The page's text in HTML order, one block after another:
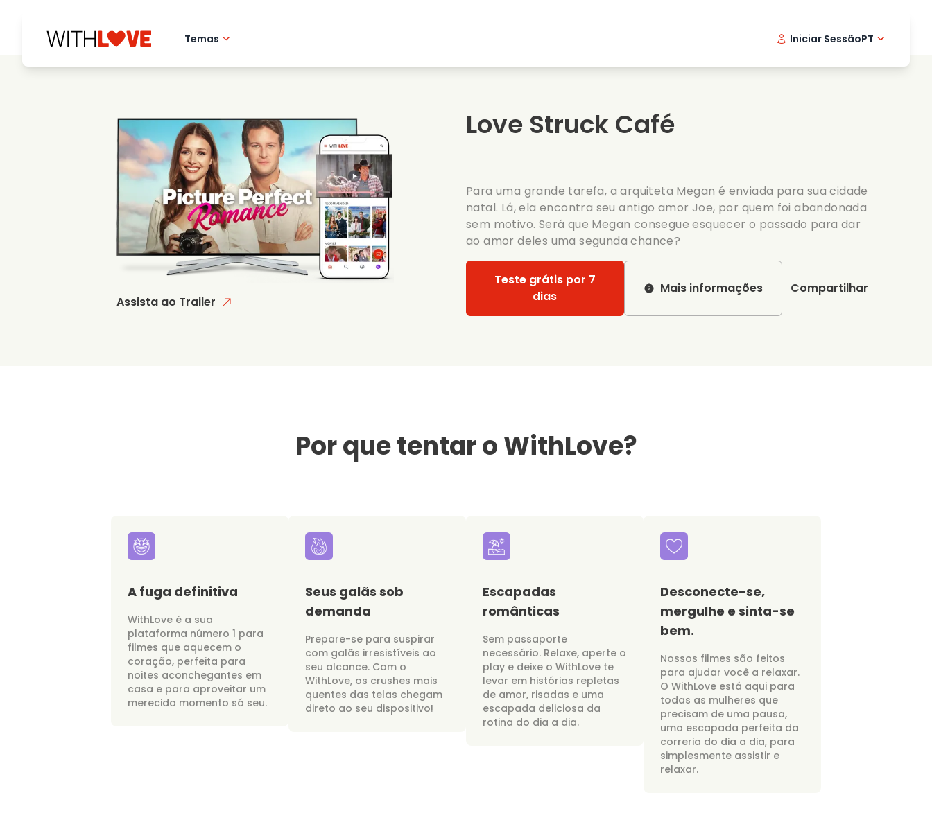
Temas
Misterios
Filmes de data
Series romanticas
Iniciar SessãoPT
Assista ao Trailer
Love Struck Café
Para uma grande tarefa, a arquiteta Megan é enviada para sua cidade
natal. Lá, ela encontra seu antigo amor Joe, por quem foi abandonada
sem motivo. Será que Megan consegue esquecer o passado para dar
ao amor deles uma segunda chance?
Teste grátis por 7
dias
Mais informações Compartilhar
Por que tentar o WithLove?
A fuga definitiva
WithLove é a sua
plataforma número 1 para
filmes que aquecem o
coração, perfeita para
noites aconchegantes em
casa e para aproveitar um
merecido momento só seu.
Seus galãs sob
demanda
Prepare-se para suspirar
com galãs irresistíveis ao
seu alcance. Com o
WithLove, os crushes mais
quentes das telas chegam
direto ao seu dispositivo!
Escapadas
românticas
Sem passaporte
necessário. Relaxe, aperte o
play e deixe o WithLove te
levar em histórias repletas
de amor, risadas e uma
escapada deliciosa da
rotina do dia a dia.
Desconecte-se,
mergulhe e sinta-se
bem.
Nossos filmes são feitos
para ajudar você a relaxar.
O WithLove está aqui para
todas as mulheres que
precisam de uma pausa,
uma escapada perfeita da
correria do dia a dia, para
simplesmente assistir e
relaxar.